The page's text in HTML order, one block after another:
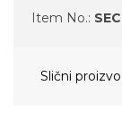
Item No.:
Slični